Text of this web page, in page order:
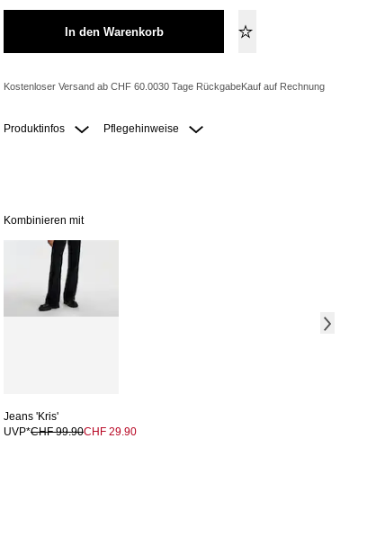
In den Warenkorb
Kostenloser Versand ab CHF 60.0030 Tage RückgabeKauf auf Rechnung
Produktinfos Pflegehinweise
Kombinieren mit
Jeans 'Kris'
UVP*CHF 99.90CHF 29.90